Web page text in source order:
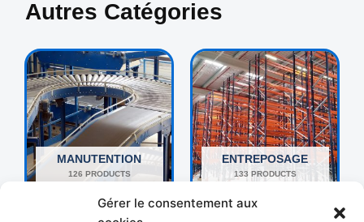
Gérer le consentement aux
Autres Catégories
MANUTENTION
126 PRODUCTS
ENTREPOSAGE
133 PRODUCTS